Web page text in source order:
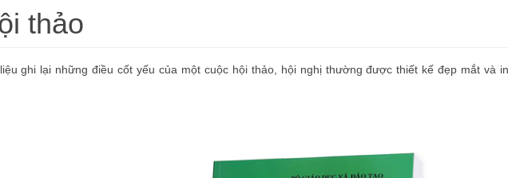
thảo
ghi lại những điều cốt yếu của một cuộc hội thảo, hội nghị thường được thiết kế đẹp mắt và